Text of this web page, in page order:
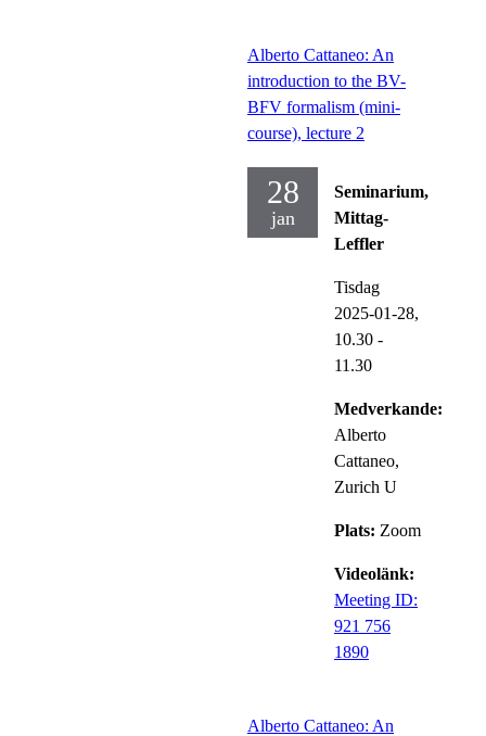
Alberto Cattaneo: An
introduction to the BV-
BFV formalism (mini-
course), lecture 2
28
jan
Seminarium,
Mittag-
Leffler
Tisdag
2025-01-28,
10.30 -
11.30
Medverkande:
Alberto
Cattaneo,
Zurich U
Plats: Zoom
Videolänk:
Meeting ID:
921 756
1890
Alberto Cattaneo: An